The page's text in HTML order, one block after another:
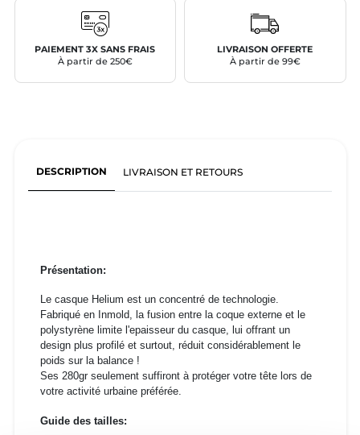
PAIEMENT 3X SANS FRAIS
À partir de 250€
LIVRAISON OFFERTE
À partir de 99€
DESCRIPTION LIVRAISON ET RETOURS
Présentation:
Le casque Helium est un concentré de technologie.
Fabriqué en Inmold, la fusion entre la coque externe et le
polystyrène limite l'epaisseur du casque, lui offrant un
design plus profilé et surtout, réduit considérablement le
poids sur la balance !
Ses 280gr seulement suffiront à protéger votre tête lors de
votre activité urbaine préférée.
Guide des tailles: